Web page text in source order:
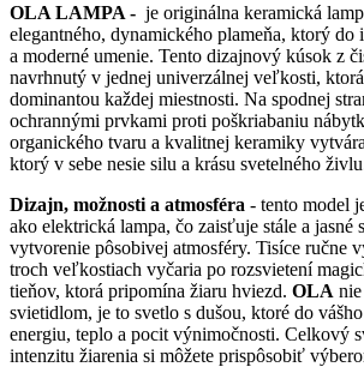
OLA LAMPA - je originálna keramická
elegantného, dynamického plameňa, ktorý do
a moderné umenie. Tento dizajnový kúsok z
navrhnutý v jednej univerzálnej veľkosti, ktorá
dominantou každej miestnosti. Na spodnej
ochrannými prvkami proti poškriabaniu
organického tvaru a kvalitnej keramiky
ktorý v sebe nesie silu a krásu svetelného
Dizajn, možnosti a atmosféra - tento model
ako elektrická lampa, čo zaisťuje stále a jasné
vytvorenie pôsobivej atmosféry. Tisíce ručne
troch veľkostiach vyčaria po rozsvietení
tieňov, ktorá pripomína žiaru hviezd. OLA
svietidlom, je to svetlo s dušou, ktoré do
energiu, teplo a pocit výnimočnosti. Celkový
intenzitu žiarenia si môžete prispôsobiť